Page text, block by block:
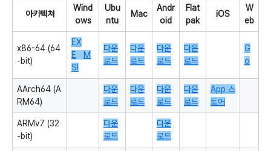
아키텍쳐
Wind
ows
Ubu
ntu
Mac
Andr
oid
Flat
pak
iOS
W
eb
x86-64 (64
-bit)
EX
E
M
SI
다운
로드
다운
로드
다운
로드
다운
로드
G
o
AArch64 (A
RM64)
다운
로드
다운
로드
다운
로드
다운
로드
App 스
토어
ARMv7 (32
-bit)
다운
로드
다운
로드